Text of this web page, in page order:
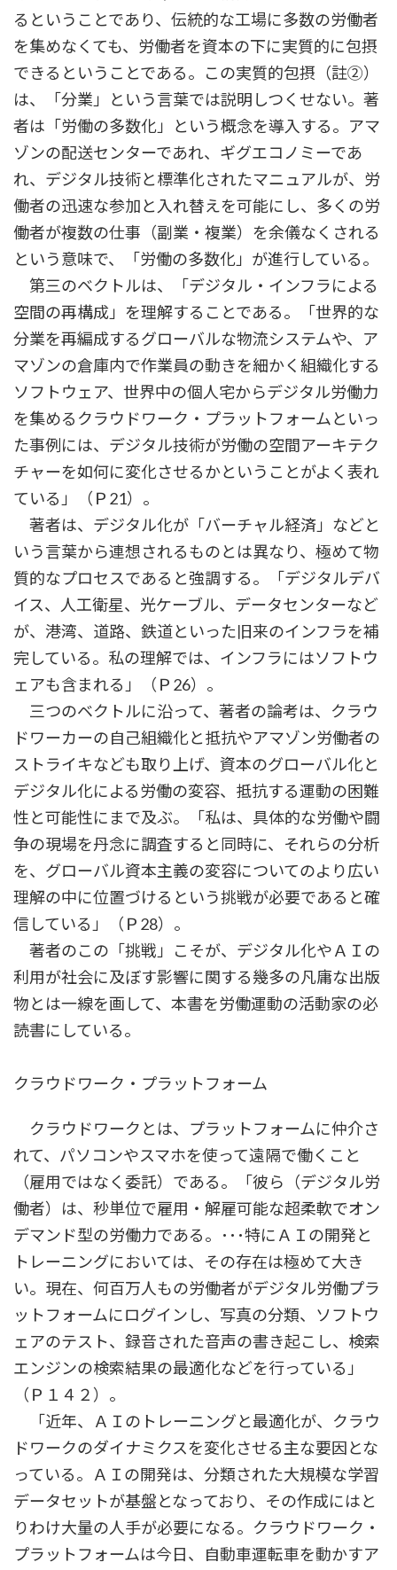
るということであり、伝統的な工場に多数の労働者
を集めなくても、労働者を資本の下に実質的に包摂
できるということである。この実質的包摂（註②）
は、「分業」という言葉では説明しつくせない。著
者は「労働の多数化」という概念を導入する。アマ
ゾンの配送センターであれ、ギグエコノミーであ
れ、デジタル技術と標準化されたマニュアルが、労
働者の迅速な参加と入れ替えを可能にし、多くの労
働者が複数の仕事（副業・複業）を余儀なくされる
という意味で、「労働の多数化」が進行している。
第三のベクトルは、「デジタル・インフラによる
空間の再構成」を理解することである。「世界的な
分業を再編成するグローバルな物流システムや、ア
マゾンの倉庫内で作業員の動きを細かく組織化する
ソフトウェア、世界中の個人宅からデジタル労働力
を集めるクラウドワーク・プラットフォームといっ
た事例には、デジタル技術が労働の空間アーキテク
チャーを如何に変化させるかということがよく表れ
ている」（Ｐ21）。
著者は、デジタル化が「バーチャル経済」などと
いう言葉から連想されるものとは異なり、極めて物
質的なプロセスであると強調する。「デジタルデバ
イス、人工衛星、光ケーブル、データセンターなど
が、港湾、道路、鉄道といった旧来のインフラを補
完している。私の理解では、インフラにはソフトウ
ェアも含まれる」（Ｐ26）。
三つのベクトルに沿って、著者の論考は、クラウ
ドワーカーの自己組織化と抵抗やアマゾン労働者の
ストライキなども取り上げ、資本のグローバル化と
デジタル化による労働の変容、抵抗する運動の困難
性と可能性にまで及ぶ。「私は、具体的な労働や闘
争の現場を丹念に調査すると同時に、それらの分析
を、グローバル資本主義の変容についてのより広い
理解の中に位置づけるという挑戦が必要であると確
信している」（Ｐ28）。
著者のこの「挑戦」こそが、デジタル化やＡＩの
利用が社会に及ぼす影響に関する幾多の凡庸な出版
物とは一線を画して、本書を労働運動の活動家の必
読書にしている。
クラウドワーク・プラットフォーム
クラウドワークとは、プラットフォームに仲介さ
れて、パソコンやスマホを使って遠隔で働くこと
（雇用ではなく委託）である。「彼ら（デジタル労
働者）は、秒単位で雇用・解雇可能な超柔軟でオン
デマンド型の労働力である。･･･特にＡＩの開発と
トレーニングにおいては、その存在は極めて大き
い。現在、何百万人もの労働者がデジタル労働プラ
ットフォームにログインし、写真の分類、ソフトウ
ェアのテスト、録音された音声の書き起こし、検索
エンジンの検索結果の最適化などを行っている」
（Ｐ１４２）。
「近年、ＡＩのトレーニングと最適化が、クラウ
ドワークのダイナミクスを変化させる主な要因とな
っている。ＡＩの開発は、分類された大規模な学習
データセットが基盤となっており、その作成にはと
りわけ大量の人手が必要になる。クラウドワーク・
プラットフォームは今日、自動車運転車を動かすア